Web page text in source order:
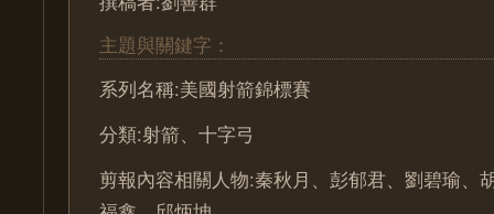
主題與關鍵字：
系列名稱:美國射箭錦標賽
分類:射箭、十字弓
剪報內容相關人物:秦秋月、彭郁君、劉碧瑜、